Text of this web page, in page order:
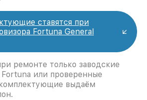
ставятся при
Fortuna General
ремонте только заводские
или проверенные
выдаём